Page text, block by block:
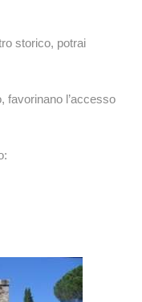
storico, potrai
favorinano l’accesso